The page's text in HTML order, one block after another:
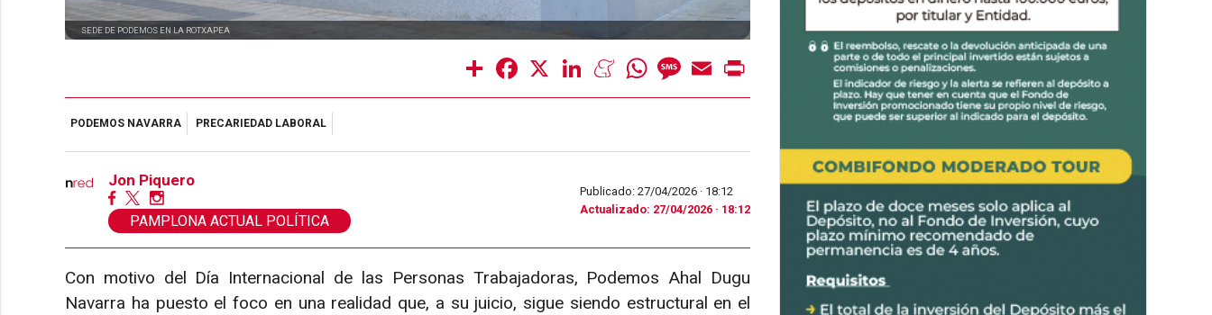
SEDE DE PODEMOS EN LA ROTXAPEA
Share Facebook LinkedInMeneameWhatsAppMessage
Email
PODEMOS NAVARRA PRECARIEDAD LABORAL
Jon Piquero
PAMPLONA ACTUAL POLÍTICA
Publicado: 27/04/2026 · 18:12
Actualizado: 27/04/2026 · 18:12
Con motivo del Día Internacional de las Personas Trabajadoras, Podemos Ahal Dugu
Navarra ha puesto el foco en una realidad que, a su juicio, sigue siendo estructural en el